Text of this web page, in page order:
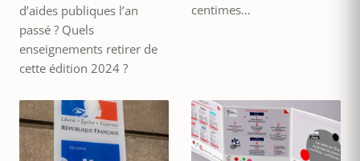
d’aides publiques l’an
passé ? Quels
enseignements retirer de
cette édition 2024 ?
centimes…